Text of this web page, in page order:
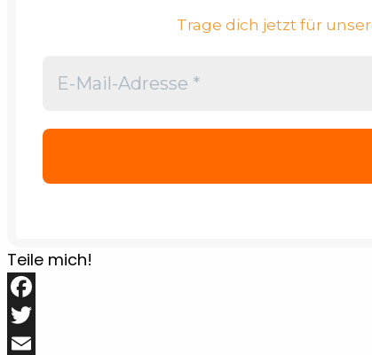
Trage dich jetzt für
Teile mich!
Facebook
Twitter